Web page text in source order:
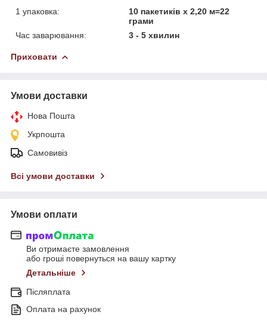
1 упаковка:
10 пакетиків х 2,20 м=22
грами
Час заварювання:
3 - 5 хвилин
Приховати
Умови доставки
Нова Пошта
Укрпошта
Самовивіз
Всі умови доставки
Умови оплати
Ви отримаєте замовлення
або гроші повернуться на вашу картку
Детальніше
Післяплата
Оплата на рахунок